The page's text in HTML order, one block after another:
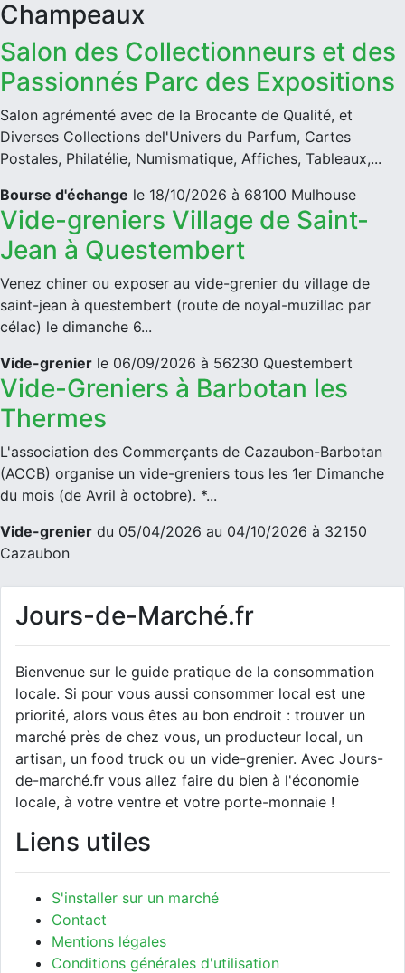
Champeaux
Salon des Collectionneurs et des
Passionnés Parc des Expositions
Salon agrémenté avec de la Brocante de Qualité, et
Diverses Collections del'Univers du Parfum, Cartes
Postales, Philatélie, Numismatique, Affiches, Tableaux,...
Bourse d'échange le 18/10/2026 à 68100 Mulhouse
Vide-greniers Village de Saint-
Jean à Questembert
Venez chiner ou exposer au vide-grenier du village de
saint-jean à questembert (route de noyal-muzillac par
célac) le dimanche 6...
Vide-grenier le 06/09/2026 à 56230 Questembert
Vide-Greniers à Barbotan les
Thermes
L'association des Commerçants de Cazaubon-Barbotan
(ACCB) organise un vide-greniers tous les 1er Dimanche
du mois (de Avril à octobre). *...
Vide-grenier du 05/04/2026 au 04/10/2026 à 32150
Cazaubon
Jours-de-Marché.fr
Bienvenue sur le guide pratique de la consommation
locale. Si pour vous aussi consommer local est une
priorité, alors vous êtes au bon endroit : trouver un
marché près de chez vous, un producteur local, un
artisan, un food truck ou un vide-grenier. Avec Jours-
de-marché.fr vous allez faire du bien à l'économie
locale, à votre ventre et votre porte-monnaie !
Liens utiles
S'installer sur un marché
Contact
Mentions légales
Conditions générales d'utilisation